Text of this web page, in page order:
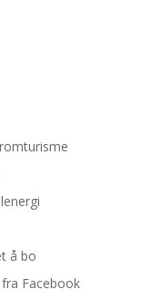
å bo
Facebook